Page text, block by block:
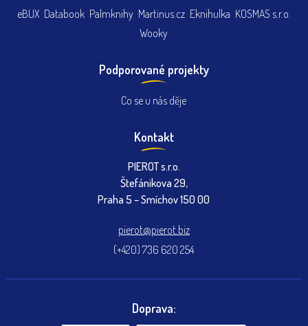
eBUX Databook Palmknihy Martinus.cz Eknihulka KOSMAS s.r.o.
Wooky
Podporované projekty
Co se u nás děje
Kontakt
PIEROT s.r.o.
Štefánikova 29,
Praha 5 – Smíchov 150 00
pierot@pierot.biz
(+420) 736 620 254
Doprava: